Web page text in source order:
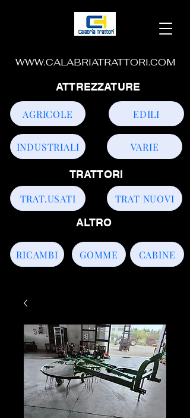
WWW.CALABRIATRATTORI.COM
TRAT.USATI TRAT NUOVI
INDUSTRIALI
AGRICOLE EDILI
VARIE
CABINE
GOMME
RICAMBI
ATTREZZATURE
TRATTORI
ALTRO